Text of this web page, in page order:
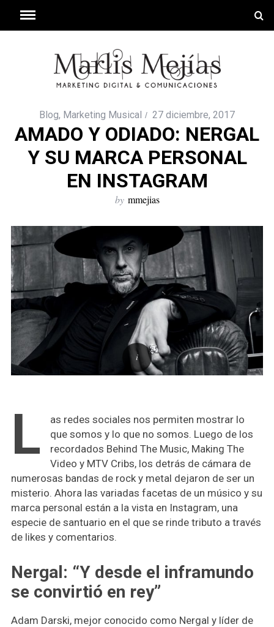
Blog, Marketing Musical 27 diciembre, 2017
AMADO Y ODIADO: NERGAL
Y SU MARCA PERSONAL
EN INSTAGRAM
by mmejias
L
as redes sociales nos permiten mostrar lo
que somos y lo que no somos. Luego de los
recordados Behind The Music, Making The
Video y MTV Cribs, los detrás de cámara de
numerosas bandas de rock y metal dejaron de ser un
misterio. Ahora las variadas facetas de un músico y su
marca personal están a la vista en Instagram, una
especie de santuario en el que se rinde tributo a través
de likes y comentarios.
Nergal: “Y desde el inframundo
se convirtió en rey”
Adam Darski, mejor conocido como Nergal y líder de